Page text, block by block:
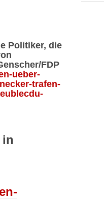
Politiker, die
FDP
ueber-
trafen-
in